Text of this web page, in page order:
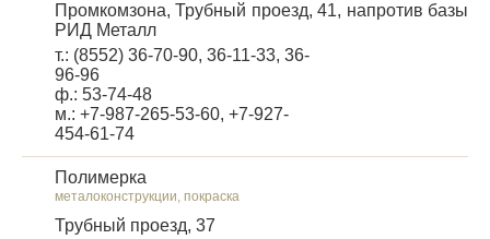
Промкомзона, Трубный проезд, 41, напротив базы
РИД Металл
т.: (8552) 36-70-90, 36-11-33, 36-
96-96
ф.: 53-74-48
м.: +7-987-265-53-60, +7-927-
454-61-74
Полимерка
металоконструкции, покраска
Трубный проезд, 37